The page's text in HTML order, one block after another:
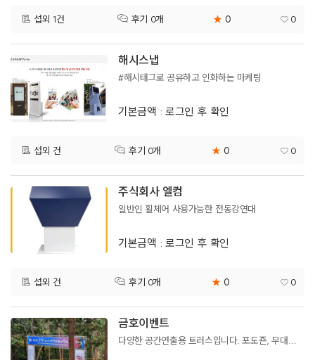
섭외 1건 후기 0개 ★ 0 0
해시스냅
#해시태그로 공유하고 인화하는 마케팅
기본금액 : 로그인 후 확인
섭외 건 후기 0개 ★ 0 0
주식회사 엘컴
일반인 휠체어 사용가능한 전동강연대
기본금액 : 로그인 후 확인
섭외 건 후기 0개 ★ 0 0
금호이벤트
다양한 공간연출용 트러스입니다. 포도죤, 무대백월, 스타트 및 피니시 아치타워등 사이즈 크기 조립가능